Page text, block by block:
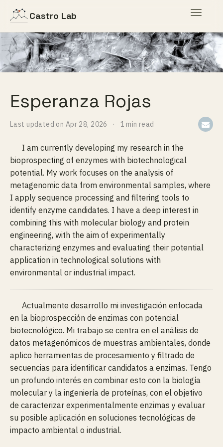
Toggle
Castro Lab
Esperanza Rojas
Last updated on Apr 28, 2026 1 min read
I am currently developing my research in the
bioprospecting of enzymes with biotechnological
potential. My work focuses on the analysis of
metagenomic data from environmental samples, where
I apply sequence processing and filtering tools to
identify enzyme candidates. I have a deep interest in
combining this with molecular biology and protein
engineering, with the aim of experimentally
characterizing enzymes and evaluating their potential
application in technological solutions with
environmental or industrial impact.
Actualmente desarrollo mi investigación enfocada
en la bioprospección de enzimas con potencial
biotecnológico. Mi trabajo se centra en el análisis de
datos metagenómicos de muestras ambientales, donde
aplico herramientas de procesamiento y filtrado de
secuencias para identificar candidatos a enzimas. Tengo
un profundo interés en combinar esto con la biología
molecular y la ingeniería de proteínas, con el objetivo
de caracterizar experimentalmente enzimas y evaluar
su posible aplicación en soluciones tecnológicas de
impacto ambiental o industrial.